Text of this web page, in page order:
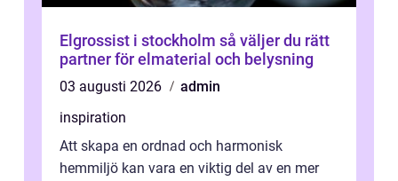
Elgrossist i stockholm så väljer du rätt
partner för elmaterial och belysning
03 augusti 2026
admin
inspiration
Att skapa en ordnad och harmonisk
hemmiljö kan vara en viktig del av en mer